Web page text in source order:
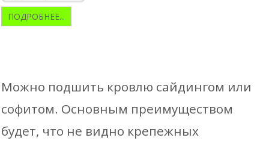
ПОДРОБНЕЕ...
Можно подшить кровлю сайдингом или
софитом. Основным преимуществом
будет, что не видно крепежных